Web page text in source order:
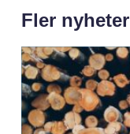
Fler nyheter